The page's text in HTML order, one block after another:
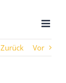
Zurück
Vor